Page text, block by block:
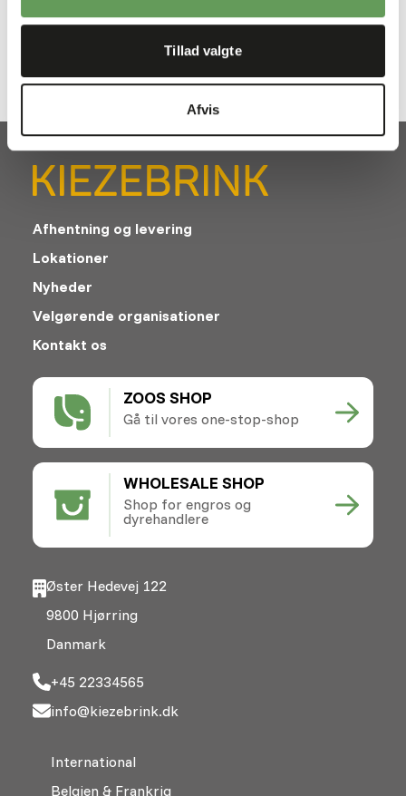
Tillad valgte
Afvis
ZOOS SHOP
Gå til vores one-stop-shop
WHOLESALE SHOP
Shop for engros og
dyrehandlere
Afhentning og levering
Lokationer
Nyheder
Velgørende organisationer
Kontakt os
Øster Hedevej 122
9800 Hjørring
Danmark
+45 22334565
info@kiezebrink.dk
International
Belgien & Frankrig